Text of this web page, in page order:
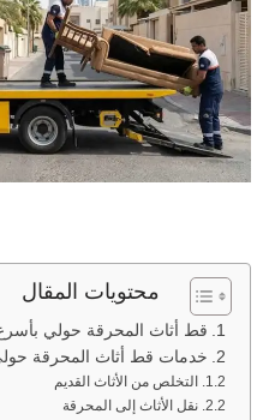
محتويات المقال
قط أثاث المحرقة حولي
خدمات قط أثاث المحرقة
التخلص من الأثاث القديم
نقل الأثاث إلى المحرقة